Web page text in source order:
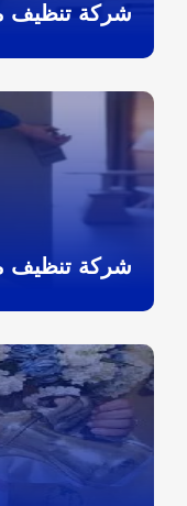
شركة تنظيف
شركة تنظيف